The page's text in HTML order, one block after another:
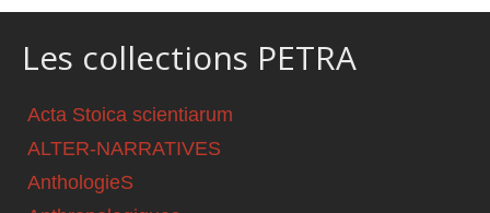
Les collections PETRA
Acta Stoica scientiarum
ALTER-NARRATIVES
AnthologieS